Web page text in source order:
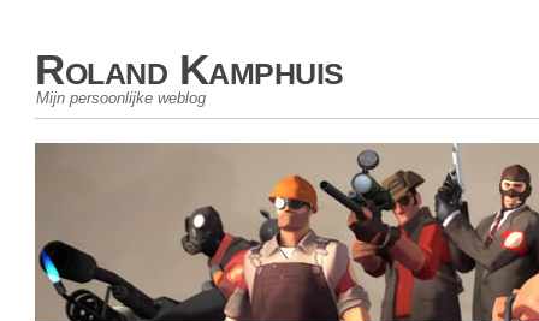
Roland Kamphuis
Mijn persoonlijke weblog